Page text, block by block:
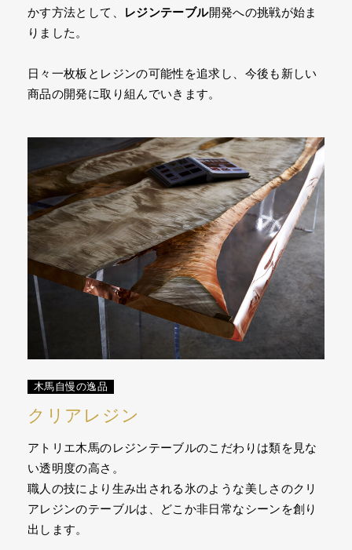
かす方法として、
レジンテーブル開発への挑戦が始ま
りました。
日々一枚板とレジンの可能性を追求し、今後も新しい
商品の開発に取り組んでいきます。
木馬自慢の逸品
クリアレジン
アトリエ木馬のレジンテーブルのこだわりは類を見な
い透明度の高さ。
職人の技により生み出される氷のような美しさのクリ
アレジンのテーブルは、どこか非日常なシーンを創り
出します。